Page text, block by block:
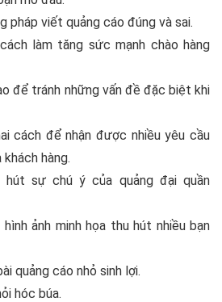
pháp viết quảng cáo đúng và sai.
làm tăng sức mạnh chào hàng
để tránh những vấn đề đặc biệt khi
cách để nhận được nhiều yêu cầu
hàng.
hút sự chú ý của quảng đại quần
ảnh minh họa thu hút nhiều bạn
quảng cáo nhỏ sinh lợi.
hóc búa.